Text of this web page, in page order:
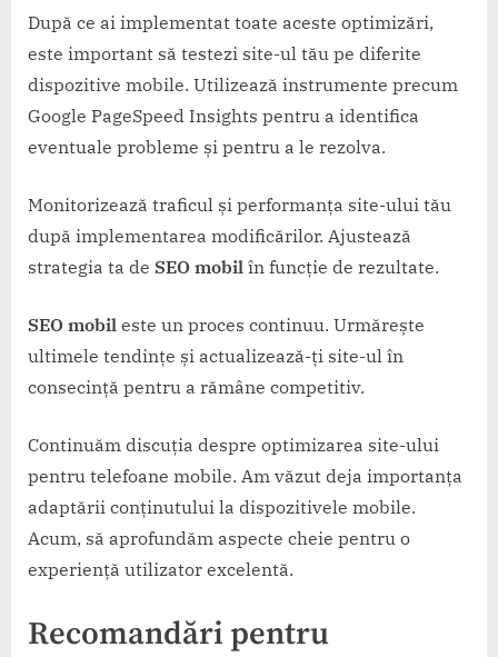
După ce ai implementat toate aceste optimizări,
este important să testezi site-ul tău pe diferite
dispozitive mobile. Utilizează instrumente precum
Google PageSpeed Insights pentru a identifica
eventuale probleme și pentru a le rezolva.
Monitorizează traficul și performanța site-ului tău
după implementarea modificărilor. Ajustează
strategia ta de SEO mobil în funcție de rezultate.
SEO mobil este un proces continuu. Urmărește
ultimele tendințe și actualizează-ți site-ul în
consecință pentru a rămâne competitiv.
Continuăm discuția despre optimizarea site-ului
pentru telefoane mobile. Am văzut deja importanța
adaptării conținutului la dispozitivele mobile.
Acum, să aprofundăm aspecte cheie pentru o
experiență utilizator excelentă.
Recomandări pentru